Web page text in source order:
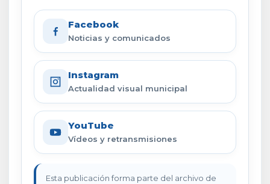
Facebook
Noticias y comunicados
Instagram
Actualidad visual municipal
YouTube
Vídeos y retransmisiones
Esta publicación forma parte del archivo de